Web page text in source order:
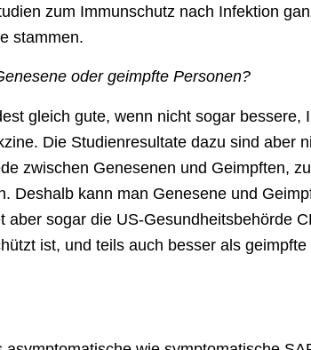
zum Immunschutz nach Infektion
stammen.
oder geimpfte Personen?
gleich gute, wenn nicht sogar bessere,
Die Studienresultate dazu sind aber
zwischen Genesenen und Geimpften,
Deshalb kann man Genesene und
sogar die US-Gesundheitsbehörde
ist, und teils auch besser als geimpfte